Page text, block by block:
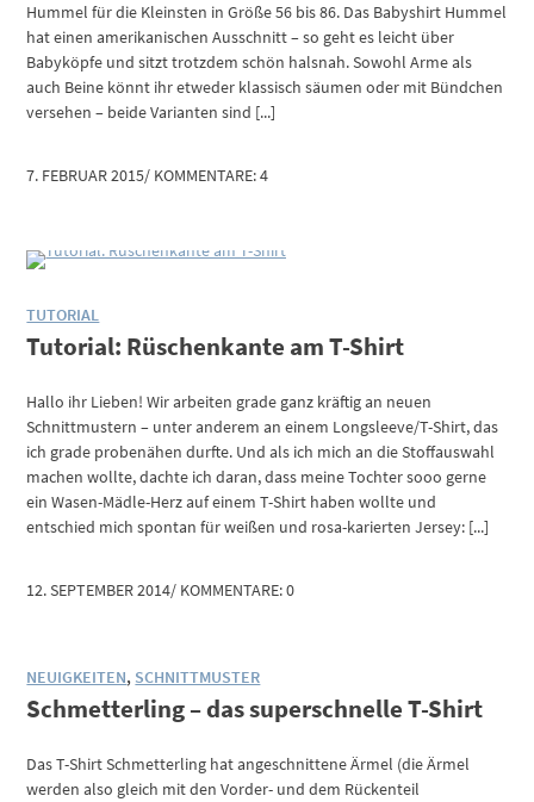
Hummel für die Kleinsten in Größe 56 bis 86. Das Babyshirt Hummel
hat einen amerikanischen Ausschnitt – so geht es leicht über
Babyköpfe und sitzt trotzdem schön halsnah. Sowohl Arme als
auch Beine könnt ihr etweder klassisch säumen oder mit Bündchen
versehen – beide Varianten sind [...]
7. FEBRUAR 2015/ KOMMENTARE: 4
TUTORIAL
Tutorial: Rüschenkante am T-Shirt
Hallo ihr Lieben! Wir arbeiten grade ganz kräftig an neuen
Schnittmustern – unter anderem an einem Longsleeve/T-Shirt, das
ich grade probenähen durfte. Und als ich mich an die Stoffauswahl
machen wollte, dachte ich daran, dass meine Tochter sooo gerne
ein Wasen-Mädle-Herz auf einem T-Shirt haben wollte und
entschied mich spontan für weißen und rosa-karierten Jersey: [...]
12. SEPTEMBER 2014/ KOMMENTARE: 0
NEUIGKEITEN, SCHNITTMUSTER
Schmetterling – das superschnelle T-Shirt
Das T-Shirt Schmetterling hat angeschnittene Ärmel (die Ärmel
werden also gleich mit den Vorder- und dem Rückenteil